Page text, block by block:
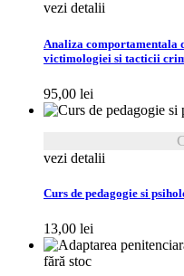
vezi detalii
Analiza comportamentala
victimologiei si tacticii
95,00 lei
vezi detalii
Curs de pedagogie si
13,00 lei
fără stoc